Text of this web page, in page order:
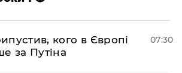
кого в Європі
за Путіна
07:30